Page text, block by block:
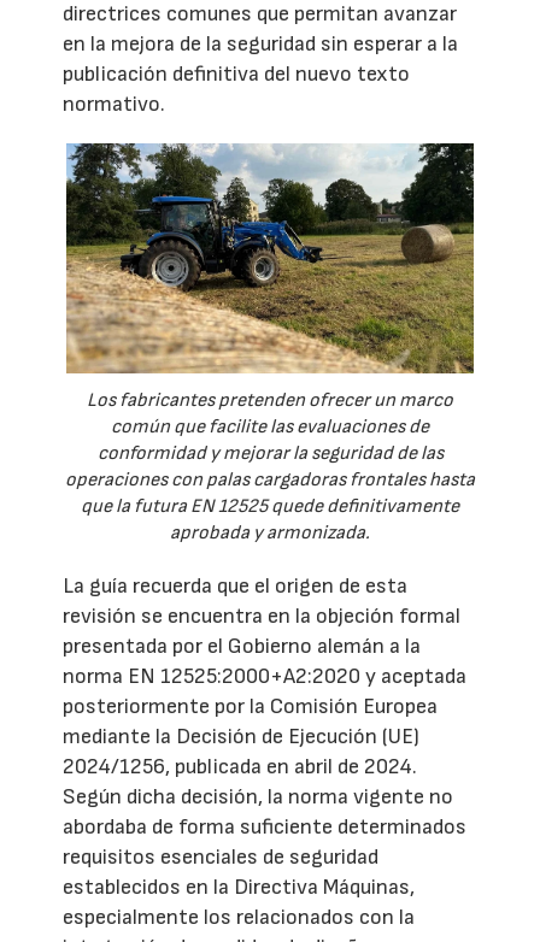
directrices comunes que permitan avanzar
en la mejora de la seguridad sin esperar a la
publicación definitiva del nuevo texto
normativo.
Los fabricantes pretenden ofrecer un marco
común que facilite las evaluaciones de
conformidad y mejorar la seguridad de las
operaciones con palas cargadoras frontales hasta
que la futura EN 12525 quede definitivamente
aprobada y armonizada.
La guía recuerda que el origen de esta
revisión se encuentra en la objeción formal
presentada por el Gobierno alemán a la
norma EN 12525:2000+A2:2020 y aceptada
posteriormente por la Comisión Europea
mediante la Decisión de Ejecución (UE)
2024/1256, publicada en abril de 2024.
Según dicha decisión, la norma vigente no
abordaba de forma suficiente determinados
requisitos esenciales de seguridad
establecidos en la Directiva Máquinas,
especialmente los relacionados con la